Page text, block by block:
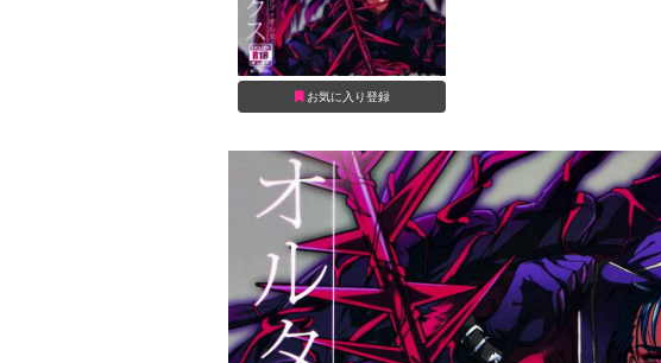
お気に入り登録